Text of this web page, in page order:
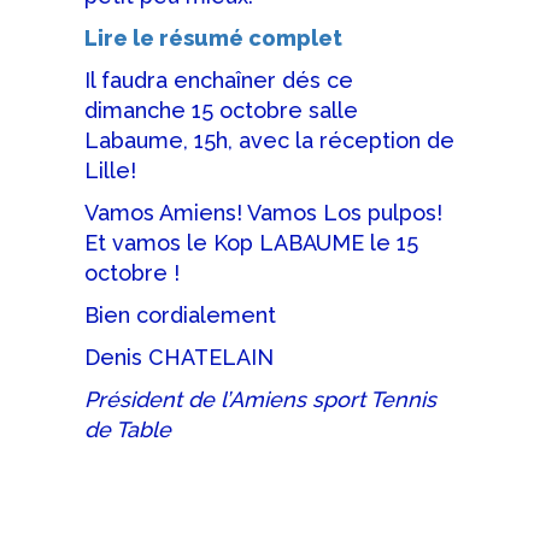
Lire le résumé complet
Il faudra enchaîner dés ce
dimanche 15 octobre salle
Labaume, 15h, avec la réception de
Lille!
Vamos Amiens! Vamos Los pulpos!
Et vamos le Kop LABAUME le 15
octobre !
Bien cordialement
Denis CHATELAIN
Président de l’Amiens sport Tennis
de Table